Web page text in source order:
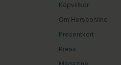
Köpvillkor
Om Horseonline
Presentkort
Press